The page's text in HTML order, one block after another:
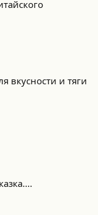
вкусности и тяги